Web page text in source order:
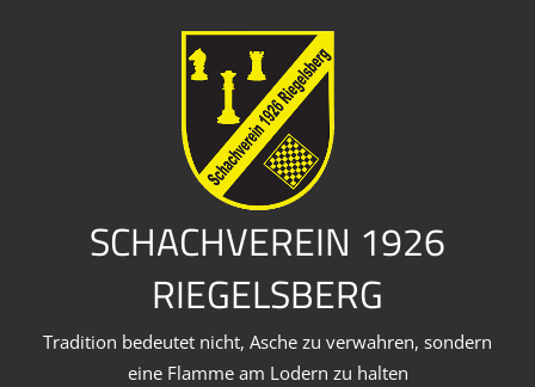
SCHACHVEREIN 1926
RIEGELSBERG
Tradition bedeutet nicht, Asche zu verwahren, sondern
eine Flamme am Lodern zu halten